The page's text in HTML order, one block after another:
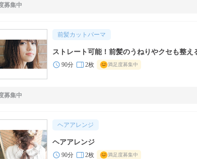
募集中
前髪カットパーマ
ストレート可能！前髪のうねりやクセも整え
90分 2枚 満足度募集中
募集中
ヘアアレンジ
ヘアアレンジ
90分 2枚 満足度募集中